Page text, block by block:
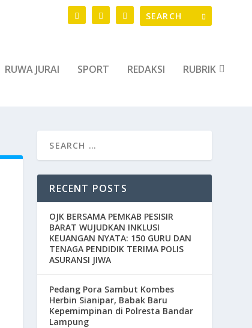
RUWA JURAI SPORT REDAKSI RUBRIK
RECENT POSTS
OJK BERSAMA PEMKAB PESISIR
BARAT WUJUDKAN INKLUSI
KEUANGAN NYATA: 150 GURU DAN
TENAGA PENDIDIK TERIMA POLIS
ASURANSI JIWA
Pedang Pora Sambut Kombes
Herbin Sianipar, Babak Baru
Kepemimpinan di Polresta Bandar
Lampung